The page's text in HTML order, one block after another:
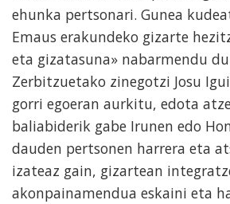
ehunka pertsonari. Gunea
Emaus erakundeko gizarte
eta gizatasuna» nabarmendu
Zerbitzuetako zinegotzi Josu
gorri egoeran aurkitu, edota
baliabiderik gabe Irunen edo
dauden pertsonen harrera eta
izateaz gain, gizartean
akonpainamendua eskaini eta